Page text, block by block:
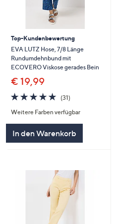
Top-Kundenbewertung
EVA LUTZ Hose, 7/8 Länge
Rundumdehnbund mit
ECOVERO Viskose gerades Bein
€ 19,99
4.7
von
5
(31)31
Weitere Farben verfügbar
In den Warenkorb